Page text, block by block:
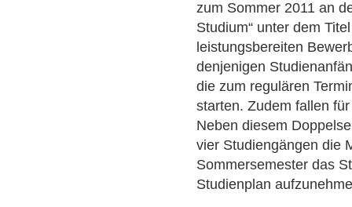
zum Sommer 2011 an
Studium“ unter dem
leistungsbereiten
denjenigen
die zum regulären
starten. Zudem fallen
Neben diesem
vier Studiengängen die
Sommersemester das
Studienplan